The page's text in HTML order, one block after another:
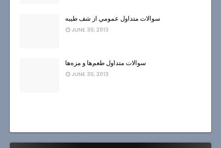
سوالات متداول عمومي از شف طيبه
JUNE 30, 2013
سوالات متداول طعم‌ها و مزه‌ها
JUNE 30, 2013